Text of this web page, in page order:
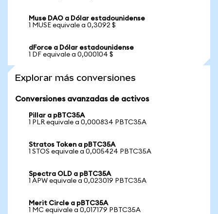
Muse DAO a Dólar estadounidense
1 MUSE equivale a 0,3092 $
dForce a Dólar estadounidense
1 DF equivale a 0,000104 $
Explorar más conversiones
Conversiones avanzadas de activos
Pillar a pBTC35A
1 PLR equivale a 0,000834 PBTC35A
Stratos Token a pBTC35A
1 STOS equivale a 0,005424 PBTC35A
Spectra OLD a pBTC35A
1 APW equivale a 0,023019 PBTC35A
Merit Circle a pBTC35A
1 MC equivale a 0,017179 PBTC35A